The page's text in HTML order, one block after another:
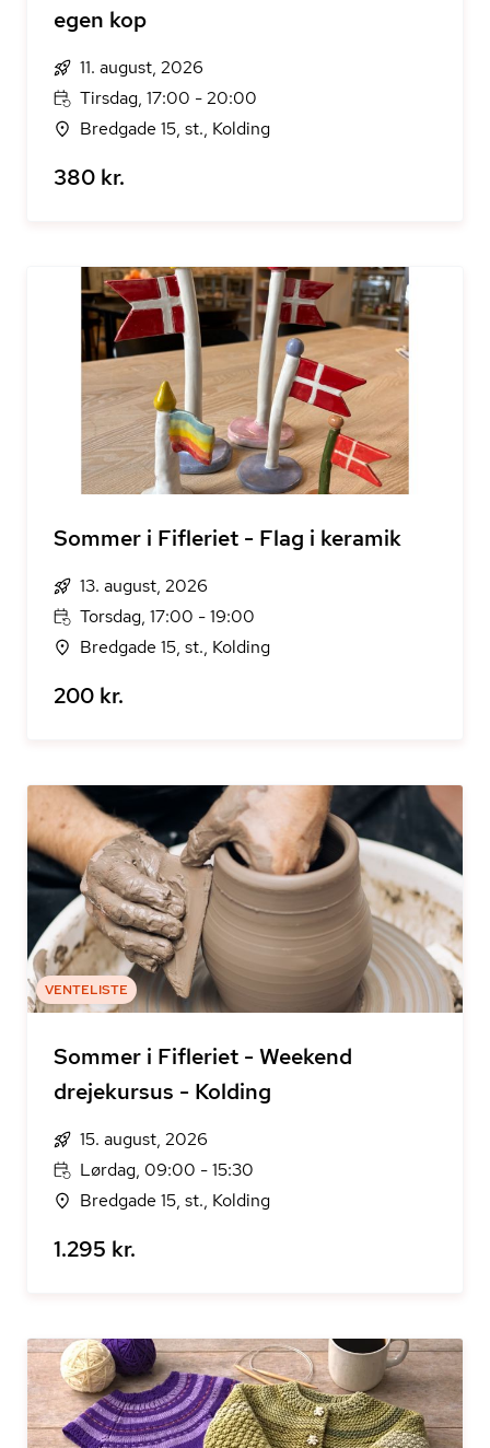
egen kop
11. august, 2026
Tirsdag, 17:00 - 20:00
Bredgade 15, st., Kolding
380 kr.
Sommer i Fifleriet - Flag i keramik
13. august, 2026
Torsdag, 17:00 - 19:00
Bredgade 15, st., Kolding
200 kr.
VENTELISTE
Sommer i Fifleriet - Weekend
drejekursus - Kolding
15. august, 2026
Lørdag, 09:00 - 15:30
Bredgade 15, st., Kolding
1.295 kr.